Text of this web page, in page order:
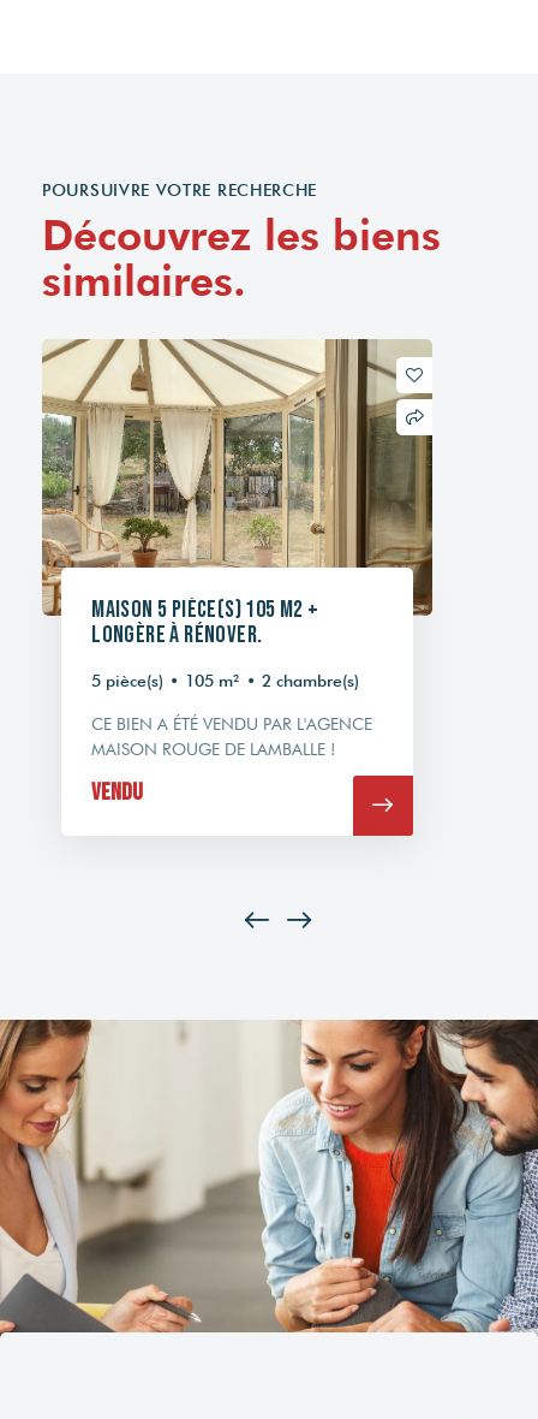
POURSUIVRE VOTRE RECHERCHE
Découvrez les biens
similaires.
Maison 5 pièce(s) 105 m2 +
longère à rénover.
5 pièce(s) • 105 m² • 2 chambre(s)
CE BIEN A ÉTÉ VENDU PAR L'AGENCE
MAISON ROUGE DE LAMBALLE !
Vendu